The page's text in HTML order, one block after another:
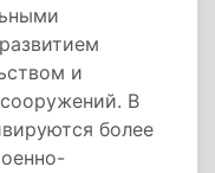
и
В
более